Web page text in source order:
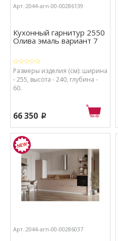
Арт.:2044-arn-00-00286139
Кухонный гарнитур 2550
Олива эмаль вариант 7
Размеры изделия (см): ширина
- 255, высота - 240, глубина -
60.
66 350 p
Арт.:2044-arn-00-00286037